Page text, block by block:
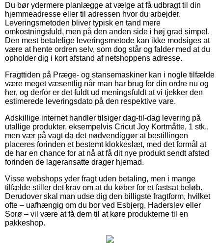
Du bør ydermere planlægge at vælge at få udbragt til din
hjemmeadresse eller til adressen hvor du arbejder.
Leveringsmetoden bliver typisk en tand mere
omkostningsfuld, men på den anden side i høj grad simpel.
Den mest betalelige leveringsmetode kan ikke modsiges at
være at hente ordren selv, som dog står og falder med at du
opholder dig i kort afstand af netshoppens adresse.
Fragttiden på Præge- og stansemaskiner kan i nogle tilfælde
være meget væsentlig når man har brug for din ordre nu og
her, og derfor er det fuldt ud meningsfuldt at vi tjekker den
estimerede leveringsdato på den respektive vare.
Adskillige internet handler tilsiger dag-til-dag levering på
utallige produkter, eksempelvis Cricut Joy Kortmåtte, 1 stk.,
men vær på vagt da det nødvendiggør at bestillingen
placeres forinden et bestemt klokkeslæt, med det formål at
de har en chance for at nå at få dit nye produkt sendt afsted
forinden de lageransatte drager hjemad.
Visse webshops yder fragt uden betaling, men i mange
tilfælde stiller det krav om at du køber for et fastsat beløb.
Derudover skal man udse dig den billigste fragtform, hvilket
ofte – uafhængig om du bor ved Esbjerg, Haderslev eller
Sorø – vil være at få dem til at køre produkterne til en
pakkeshop.